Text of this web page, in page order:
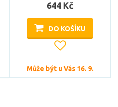
644 Kč
DO KOŠÍKU
Může být u Vás 16. 9.